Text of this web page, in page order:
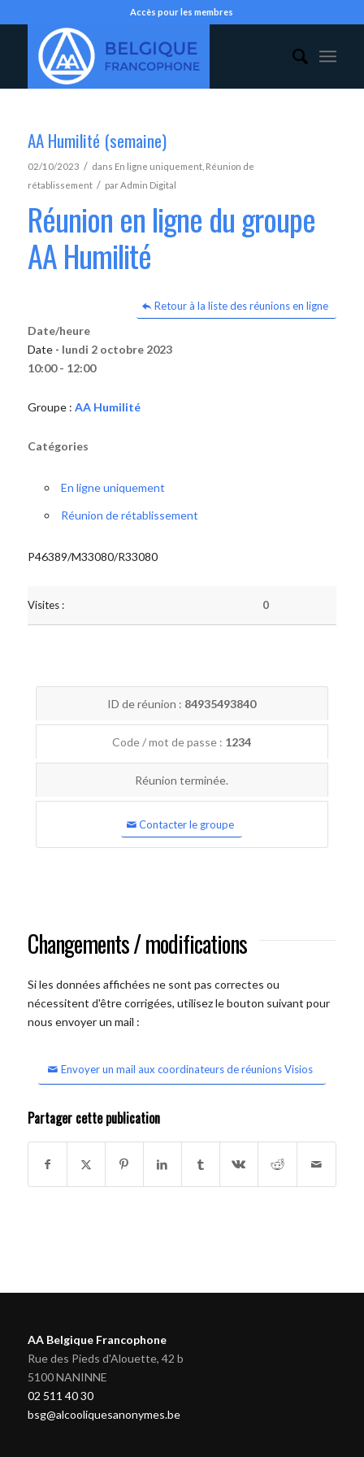
Accès pour les membres
AA Humilité (semaine)
02/10/2023 / dans En ligne uniquement, Réunion de
rétablissement / parAdmin Digital
Réunion en ligne du groupe
AA Humilité
Retour à la liste des réunions en ligne
Date/heure
Date - lundi 2 octobre 2023
10:00 - 12:00
Groupe : AA Humilité
Catégories
En ligne uniquement
Réunion de rétablissement
P46389/M33080/R33080
Visites : 0
ID de réunion : 84935493840
Code / mot de passe : 1234
Réunion terminée.
Contacter le groupe
Changements / modifications
Si les données affichées ne sont pas correctes ou
nécessitent d'être corrigées, utilisez le bouton suivant pour
nous envoyer un mail :
Envoyer un mail aux coordinateurs de réunions Visios
Partager cette publication
AA Belgique Francophone
Rue des Pieds d'Alouette, 42 b
5100 NANINNE
02 511 40 30
bsg@alcooliquesanonymes.be